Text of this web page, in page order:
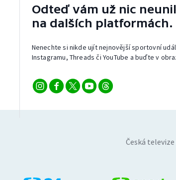
Odteď vám už nic
na dalších platformách.
Nenechte si nikde ujít nejnovější sportovní
Instagramu, Threads či YouTube a buďte v
Česká